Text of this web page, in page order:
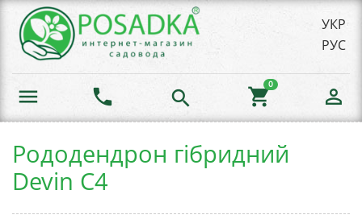
УКР
РУС
menu phone search shopping_cart
0
person_outline
Рододендрон гібридний
Devin С4